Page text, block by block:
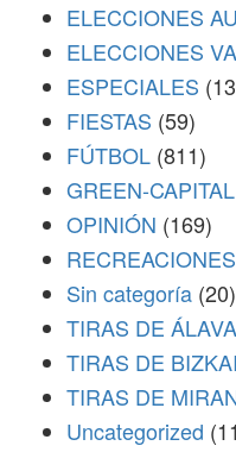
ELECCIONES
ELECCIONES
ESPECIALES
FIESTAS (59)
FÚTBOL (811)
GREEN-CAPITAL
OPINIÓN (169)
Sin categoría (20)
TIRAS DE ÁLAVA
TIRAS DE
TIRAS DE
Uncategorized